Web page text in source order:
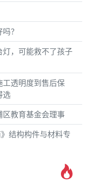
？
，可能救不了孩子
透明度到售后保
选
教育基金会理事
结构构件与材料专